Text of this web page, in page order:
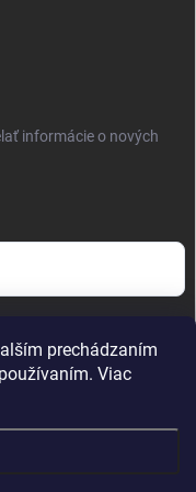
prechádzaním
Viac
informácie o nových